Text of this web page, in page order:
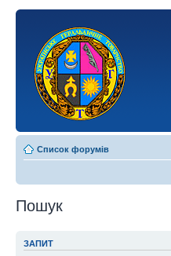
Список форумів
Пошук
ЗАПИТ